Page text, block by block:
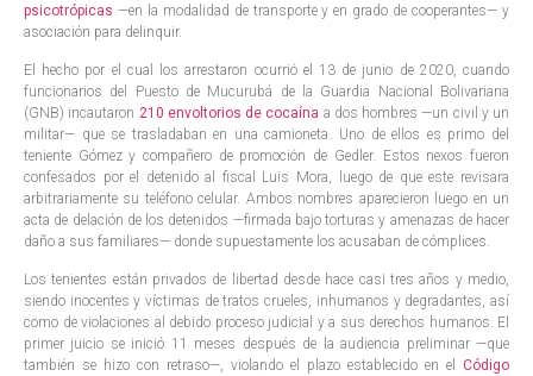
psicotrópicas —en la modalidad de transporte y en grado de cooperantes— y
asociación para delinquir.
El hecho por el cual los arrestaron ocurrió el 13 de junio de 2020, cuando
funcionarios del Puesto de Mucurubá de la Guardia Nacional Bolivariana
(GNB) incautaron 210 envoltorios de cocaína a dos hombres —un civil y un
militar— que se trasladaban en una camioneta. Uno de ellos es primo del
teniente Gómez y compañero de promoción de Gedler. Estos nexos fueron
confesados por el detenido al fiscal Luis Mora, luego de que este revisara
arbitrariamente su teléfono celular. Ambos nombres aparecieron luego en un
acta de delación de los detenidos —firmada bajo torturas y amenazas de hacer
daño a sus familiares— donde supuestamente los acusaban de cómplices.
Los tenientes están privados de libertad desde hace casi tres años y medio,
siendo inocentes y víctimas de tratos crueles, inhumanos y degradantes, así
como de violaciones al debido proceso judicial y a sus derechos humanos. El
primer juicio se inició 11 meses después de la audiencia preliminar —que
también se hizo con retraso—, violando el plazo establecido en el Código